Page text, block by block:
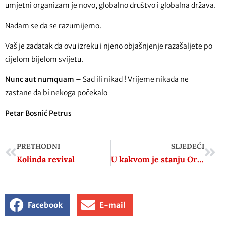
umjetni organizam je novo, globalno društvo i globalna država.
Nadam se da se razumijemo.
Vaš je zadatak da ovu izreku i njeno objašnjenje razašaljete po
cijelom bijelom svijetu.
Nunc aut numquam – Sad ili nikad ! Vrijeme nikada ne
zastane da bi nekoga počekalo
Petar Bosnić Petrus
PRETHODNI
Kolinda revival
SLJEDEĆI
U kakvom je stanju Orban? U takvom da ga ni HDZ više ne želi spašavati
Facebook E-mail